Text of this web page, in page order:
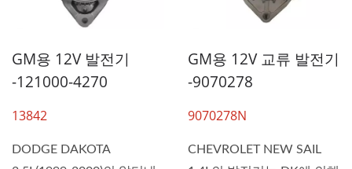
GM용 12V 발전기
-121000-4270
13842
DODGE DAKOTA
GM용 12V 교류 발전기
-9070278
9070278N
CHEVROLET NEW SAIL